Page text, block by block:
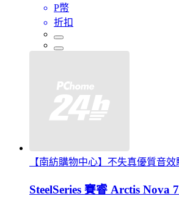
P幣
折扣
【南紡購物中心】不失真優質音效
SteelSeries 賽睿 Arctis Nova